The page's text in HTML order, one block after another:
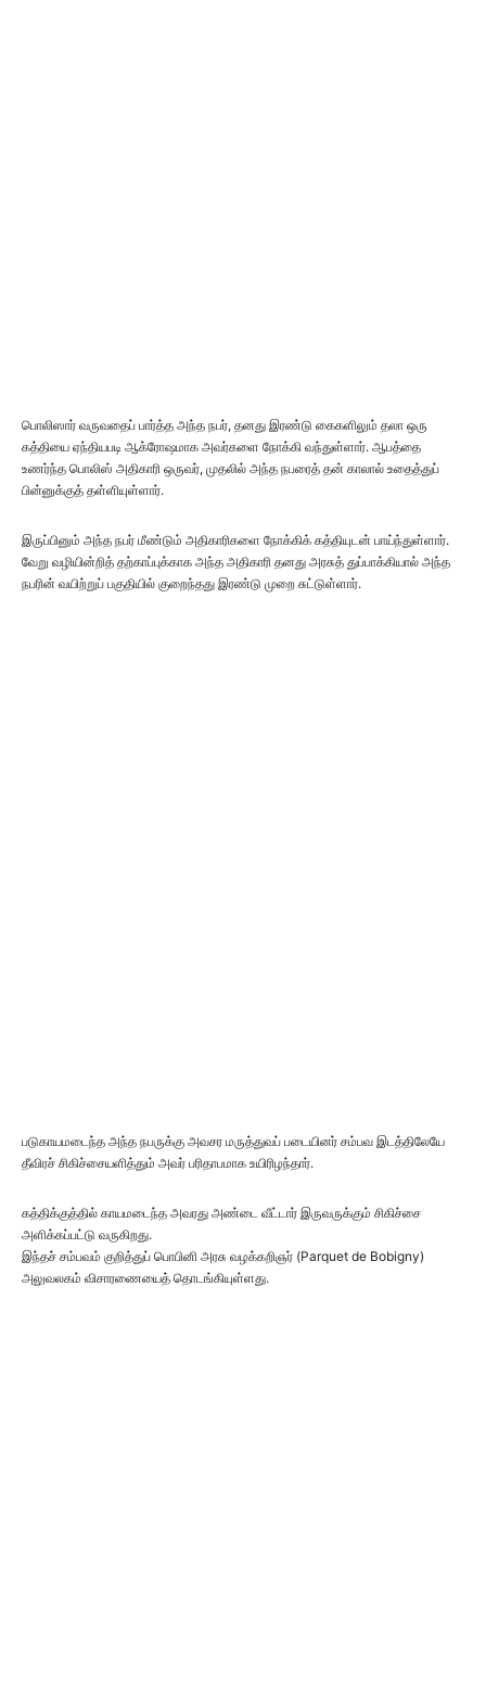
பொலிஸார் வருவதைப் பார்த்த அந்த நபர், தனது இரண்டு கைகளிலும் தலா ஒரு
கத்தியை ஏந்தியபடி ஆக்ரோஷமாக அவர்களை நோக்கி வந்துள்ளார். ஆபத்தை
உணர்ந்த பொலிஸ் அதிகாரி ஒருவர், முதலில் அந்த நபரைத் தன் காலால் உதைத்துப்
பின்னுக்குத் தள்ளியுள்ளார்.
இருப்பினும் அந்த நபர் மீண்டும் அதிகாரிகளை நோக்கிக் கத்தியுடன் பாய்ந்துள்ளார்.
வேறு வழியின்றித் தற்காப்புக்காக அந்த அதிகாரி தனது அரசுத் துப்பாக்கியால் அந்த
நபரின் வயிற்றுப் பகுதியில் குறைந்தது இரண்டு முறை சுட்டுள்ளார்.
படுகாயமடைந்த அந்த நபருக்கு அவசர மருத்துவப் படையினர் சம்பவ இடத்திலேயே
தீவிரச் சிகிச்சையளித்தும் அவர் பரிதாபமாக உயிரிழந்தார்.
கத்திக்குத்தில் காயமடைந்த அவரது அண்டை வீட்டார் இருவருக்கும் சிகிச்சை
அளிக்கப்பட்டு வருகிறது.
இந்தச் சம்பவம் குறித்துப் பொபினி அரசு வழக்கறிஞர் (Parquet de Bobigny)
அலுவலகம் விசாரணையைத் தொடங்கியுள்ளது.